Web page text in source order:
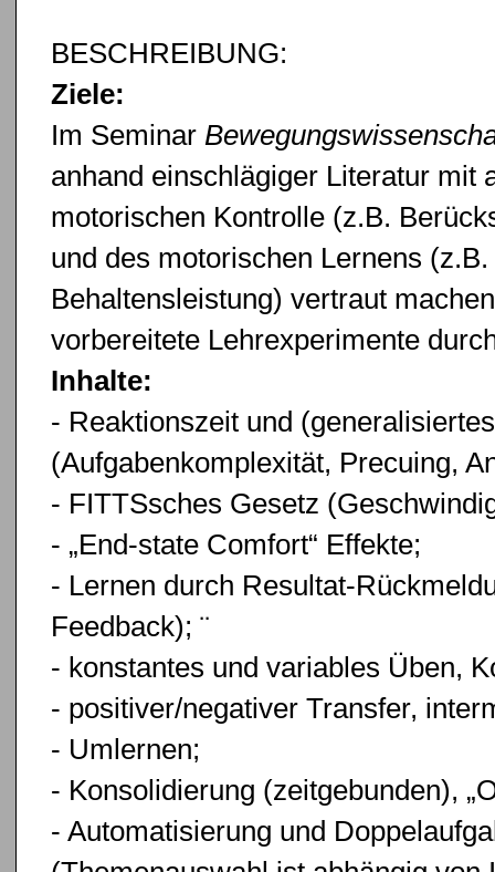
BESCHREIBUNG:
Ziele:
Im Seminar
anhand einschlägiger Literatur mit
motorischen Kontrolle (z.B.
und des motorischen Lernens
Behaltensleistung) vertraut
vorbereitete Lehrexperimente
Inhalte:
- Reaktionszeit und
(Aufgabenkomplexität, Precuing,
- FITTSsches Gesetz
- „End-state Comfort“ Effekte;
- Lernen durch Resultat-
Feedback); ¨
- konstantes und variables Üben,
- positiver/negativer Transfer,
- Umlernen;
- Konsolidierung (zeitgebunden),
- Automatisierung und